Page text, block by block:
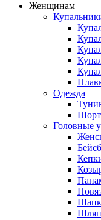
Женщинам
Одежда
Головные